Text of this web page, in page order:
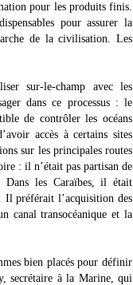
pour les produits finis.
pour assurer la
de la civilisation. Les
sur-le-champ avec les
dans ce processus : le
de contrôler les océans
accès à certains sites
sur les principales routes
: il n’était pas partisan de
Dans les Caraïbes, il était
Il préférait l’acquisition des
canal transocéanique et la
bien placés pour définir
secrétaire à la Marine, qui